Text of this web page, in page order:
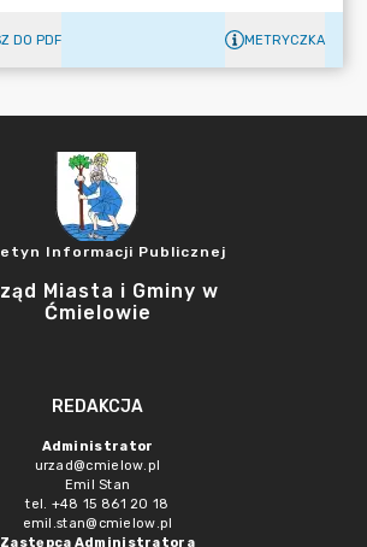
DO PDF METRYCZKA
Informacji Publicznej
Miasta i Gminy w
Ćmielowie
REDAKCJA
Administrator
urzad@cmielow.pl
Emil Stan
tel. +48 15 861 20 18
emil.stan@cmielow.pl
Zastępca Administratora